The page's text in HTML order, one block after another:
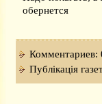
обернется
Комментариев:
Публікація